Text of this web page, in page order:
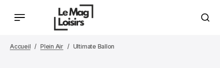
Accueil Plein Air Ultimate Ballon